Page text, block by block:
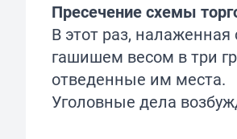
Пресечение схемы
В этот раз,
гашишем весом в три
отведенные им места.
Уголовные дела